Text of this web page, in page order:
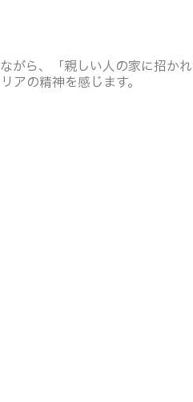
がら、「親しい人の家に招か
アの精神を感じます。